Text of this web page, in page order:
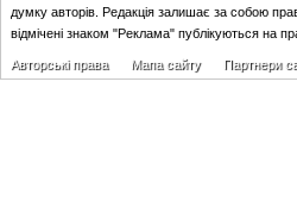
думку авторів. Редакція залишає за собою
відмічені знаком "Реклама" публікуються на
Авторські права Мапа сайту Партнери